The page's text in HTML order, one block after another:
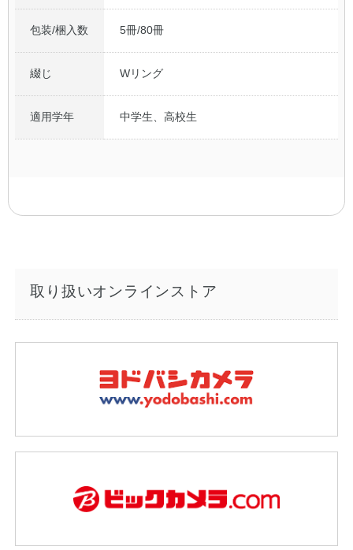
包装/梱入数 5冊/80冊
綴じ Wリング
適用学年 中学生、高校生
取り扱いオンラインストア